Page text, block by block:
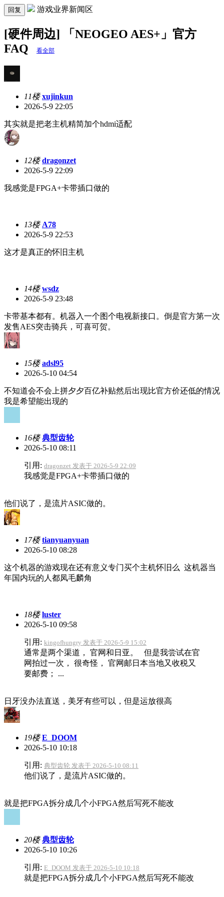
回复 游戏业界新闻区
[硬件周边] 「NEOGEO AES+」官方
FAQ
看全部
11楼 xujinkun
2026-5-9 22:05
其实就是把老主机精简加个hdmi适配
12楼 dragonzet
2026-5-9 22:09
我感觉是FPGA+卡带插口做的
13楼 A78
2026-5-9 22:53
这才是真正的怀旧主机
14楼 wsdz
2026-5-9 23:48
卡带基本都有。机器入一个图个电视新接口。倒是官方第一次
发售AES突击骑兵，可喜可贺。
15楼 adsl95
2026-5-10 04:54
不知道会不会上拼夕夕百亿补贴然后出现比官方价还低的情况
我是希望能出现的
16楼 典型齿轮
2026-5-10 08:11
引用: dragonzet 发表于 2026-5-9 22:09
我感觉是FPGA+卡带插口做的
他们说了，是流片ASIC做的。
17楼 tianyuanyuan
2026-5-10 08:28
这个机器的游戏现在还有意义专门买个主机怀旧么 这机器当
年国内玩的人都凤毛麟角
18楼 luster
2026-5-10 09:58
引用: kingofhungry 发表于 2026-5-9 15:02
通常是两个渠道， 官网和日亚。 但是我尝试在官
网拍过一次， 很奇怪， 官网邮日本当地又收税又
要邮费； ...
日牙没办法直送，美牙有些可以，但是运放很高
19楼 E_DOOM
2026-5-10 10:18
引用: 典型齿轮 发表于 2026-5-10 08:11
他们说了，是流片ASIC做的。
就是把FPGA拆分成几个小FPGA然后写死不能改
20楼 典型齿轮
2026-5-10 10:26
引用: E_DOOM 发表于 2026-5-10 10:18
就是把FPGA拆分成几个小FPGA然后写死不能改